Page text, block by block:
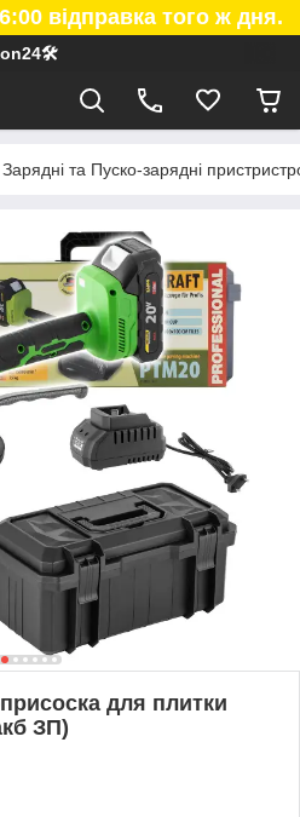
відправка того ж дня.
Зарядні та Пуско-зарядні
для плитки
ЗП)